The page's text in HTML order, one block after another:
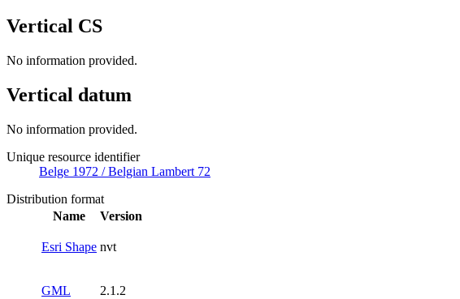
Vertical CS
No information provided.
Vertical datum
No information provided.
Unique resource identifier
Belge 1972 / Belgian Lambert 72
Distribution format
Name
Version
Esri Shape nvt
GML 2.1.2